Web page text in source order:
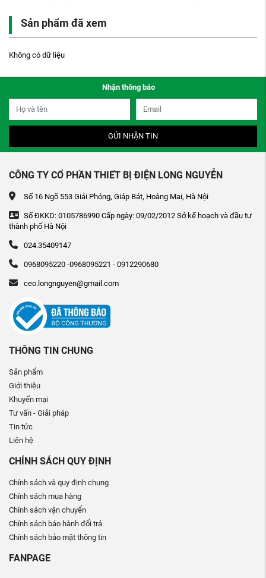
Sản phẩm đã xem
Không có dữ liệu
Nhận thông báo
GỬI NHẬN TIN
CÔNG TY CỔ PHẦN THIẾT BỊ ĐIỆN LONG NGUYỄN
Số 16 Ngõ 553 Giải Phóng, Giáp Bát, Hoàng Mai, Hà Nội
Số ĐKKD: 0105786990 Cấp ngày: 09/02/2012 Sở kế hoạch và đầu tư
thành phố Hà Nội
024.35409147
0968095220 -0968095221 - 0912290680
ceo.longnguyen@gmail.com
THÔNG TIN CHUNG
Sản phẩm
Giới thiệu
Khuyến mại
Tư vấn - Giải pháp
Tin tức
Liên hệ
CHÍNH SÁCH QUY ĐỊNH
Chính sách và quy định chung
Chính sách mua hàng
Chính sách vận chuyển
Chính sách bảo hành đổi trả
Chính sách bảo mật thông tin
FANPAGE